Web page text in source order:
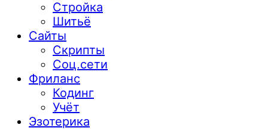
Стройка
Шитьё
Сайты
Скрипты
Соц.сети
Фриланс
Кодинг
Учёт
Эзотерика